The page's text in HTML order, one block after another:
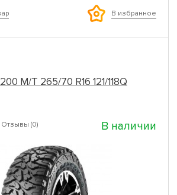
В избранное
M/T 265/70 R16 121/118Q
Отзывы (0) В наличии